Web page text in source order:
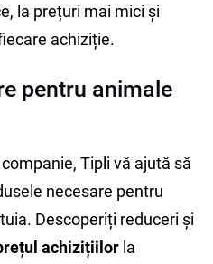
la prețuri mai mici și
achiziție.
pentru animale
Tipli vă ajută să
necesare pentru
Descoperiți reduceri și
achizițiilor la